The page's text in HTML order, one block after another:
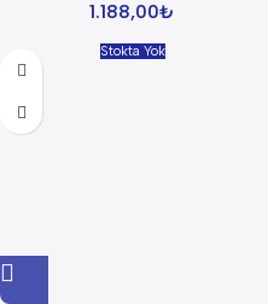
1.188,00₺
Stokta Yok